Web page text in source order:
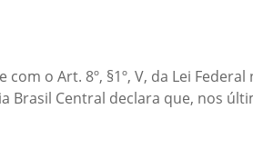
o Art. 8º, §1º, V, da Lei Federal
Brasil Central declara que, nos